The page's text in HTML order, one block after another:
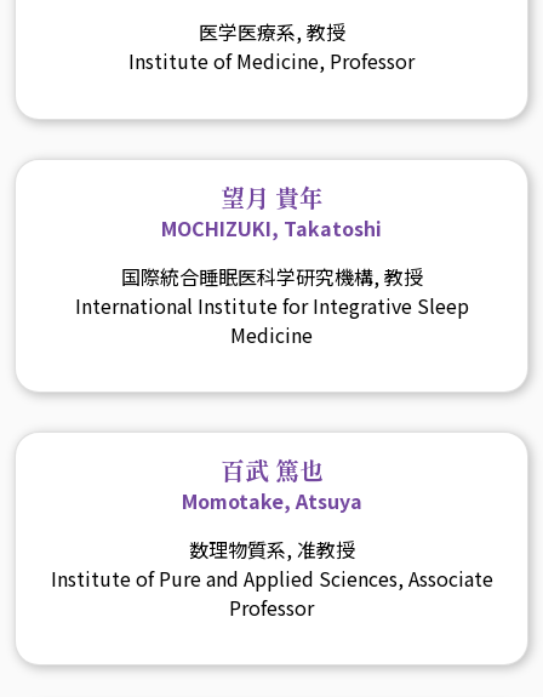
医学医療系, 教授
Institute of Medicine, Professor
望月 貴年
MOCHIZUKI, Takatoshi
国際統合睡眠医科学研究機構, 教授
International Institute for Integrative Sleep
Medicine
百武 篤也
Momotake, Atsuya
数理物質系, 准教授
Institute of Pure and Applied Sciences, Associate
Professor